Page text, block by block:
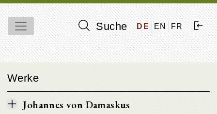
Suche DE EN FR
Werke
Johannes von Damaskus